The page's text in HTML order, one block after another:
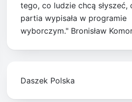
tego, co ludzie chcą słyszeć,
partia wypisała w programie
wyborczym." Bronisław
Daszek Polska